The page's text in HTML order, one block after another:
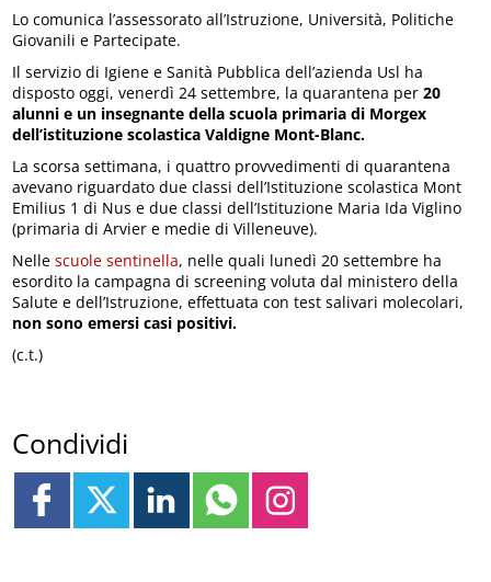
Lo comunica l’assessorato all’Istruzione, Università, Politiche
Giovanili e Partecipate.
Il servizio di Igiene e Sanità Pubblica dell’azienda Usl ha
disposto oggi, venerdì 24 settembre, la quarantena per 20
alunni e un insegnante della scuola primaria di Morgex
dell’istituzione scolastica Valdigne Mont-Blanc.
La scorsa settimana, i quattro provvedimenti di quarantena
avevano riguardato due classi dell’Istituzione scolastica Mont
Emilius 1 di Nus e due classi dell’Istituzione Maria Ida Viglino
(primaria di Arvier e medie di Villeneuve).
Nellescuole sentinella, nelle quali lunedì 20 settembre ha
esordito la campagna di screening voluta dal ministero della
Salute e dell’Istruzione, effettuata con test salivari molecolari,
non sono emersi casi positivi.
(c.t.)
Condividi